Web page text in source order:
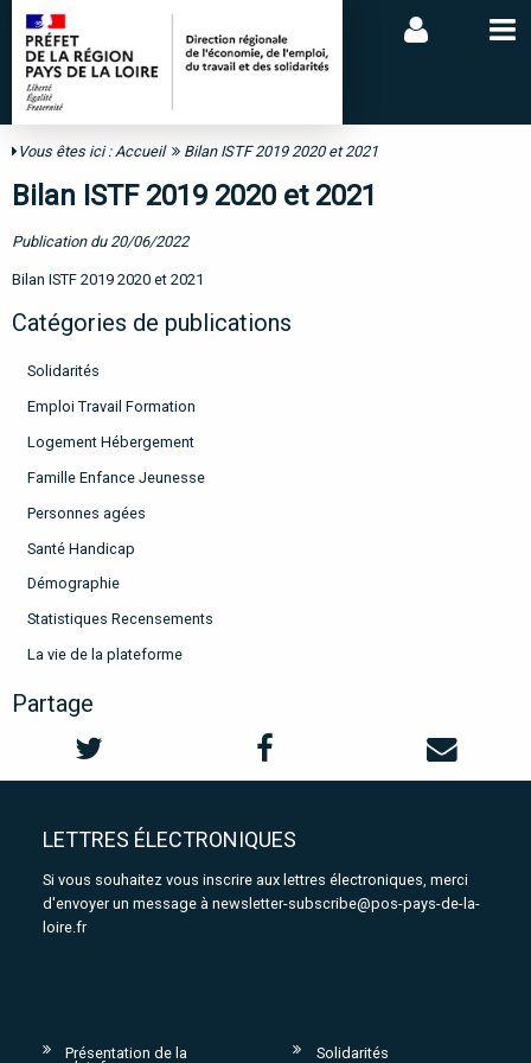
Vous êtes ici :Accueil Bilan ISTF 2019 2020 et 2021
Bilan ISTF 2019 2020 et 2021
Publication du 20/06/2022
Bilan ISTF 2019 2020 et 2021
Catégories de publications
Solidarités
Emploi Travail Formation
Logement Hébergement
Famille Enfance Jeunesse
Personnes agées
Santé Handicap
Démographie
Statistiques Recensements
La vie de la plateforme
Partage
LETTRES ÉLECTRONIQUES
Si vous souhaitez vous inscrire aux lettres électroniques, merci
d'envoyer un message à newsletter-subscribe@pos-pays-de-la-
loire.fr
Présentation de la
Solidarités